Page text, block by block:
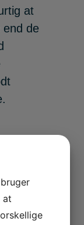
at
end de
bil
deres
at